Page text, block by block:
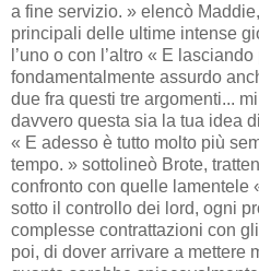
a fine servizio. » elencò
principali delle ultime intense
l’uno o con l’altro « E
fondamentalmente assurdo
due fra questi tre argomenti...
davvero questa sia la tua idea
« E adesso è tutto molto più
tempo. » sottolineò Brote,
confronto con quelle lamentele
sotto il controllo dei lord, ogni
complesse contrattazioni con
poi, di dover arrivare a mettere